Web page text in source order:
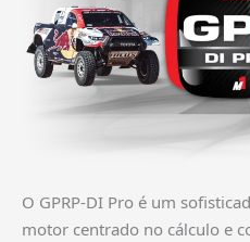
O GPRP-DI Pro é um
motor centrado no cálculo e